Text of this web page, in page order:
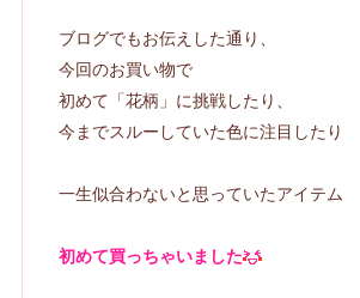
ブログでもお伝えした通り、
今回のお買い物で
初めて「花柄」に挑戦したり、
今までスルーしていた色に注目したり
一生似合わないと思っていたアイテム
初めて買っちゃいました